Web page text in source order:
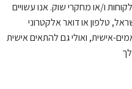
ו/או מחקרי שוק. אנו עשויים
טלפון או דואר אלקטרוני
אישית, ואולי גם להתאים אישית